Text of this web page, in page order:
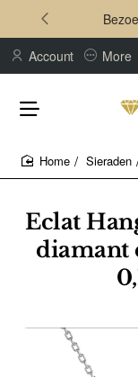
Account More
Eclat
diamant
Sieraden